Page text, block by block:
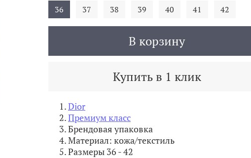
В корзину
Купить в 1 клик
36
37 38 39 40 41 42
Dior
Премиум класс
Брендовая упаковка
Материал: кожа/текстиль
Размеры 36 - 42